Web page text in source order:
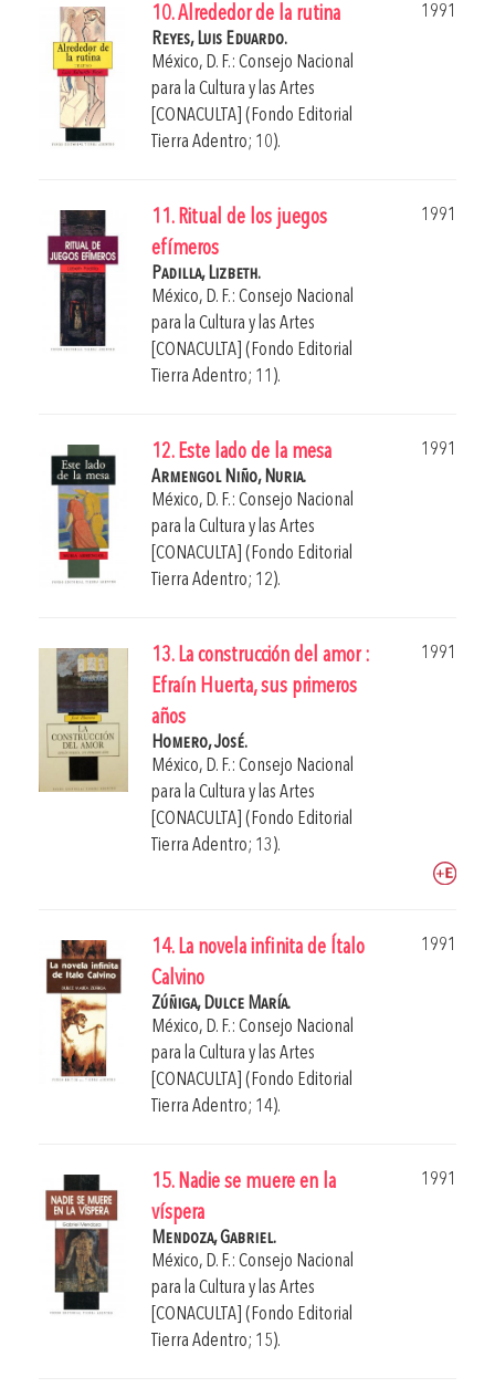
10. Alrededor de la rutina
1991
Reyes, Luis Eduardo.
México, D. F.: Consejo Nacional
para la Cultura y las Artes
[CONACULTA] (Fondo Editorial
Tierra Adentro; 10).
11. Ritual de los juegos
efímeros
1991
Padilla, Lizbeth.
México, D. F.: Consejo Nacional
para la Cultura y las Artes
[CONACULTA] (Fondo Editorial
Tierra Adentro; 11).
12. Este lado de la mesa
1991
Armengol Niño, Nuria.
México, D. F.: Consejo Nacional
para la Cultura y las Artes
[CONACULTA] (Fondo Editorial
Tierra Adentro; 12).
13. La construcción del amor :
Efraín Huerta, sus primeros
años
1991
Homero, José.
México, D. F.: Consejo Nacional
para la Cultura y las Artes
[CONACULTA] (Fondo Editorial
Tierra Adentro; 13).
14. La novela infinita de Ítalo
Calvino
1991
Zúñiga, Dulce María.
México, D. F.: Consejo Nacional
para la Cultura y las Artes
[CONACULTA] (Fondo Editorial
Tierra Adentro; 14).
15. Nadie se muere en la
víspera
1991
Mendoza, Gabriel.
México, D. F.: Consejo Nacional
para la Cultura y las Artes
[CONACULTA] (Fondo Editorial
Tierra Adentro; 15).